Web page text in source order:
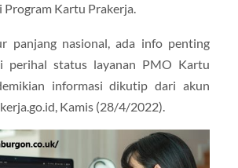
Program Kartu Prakerja.
panjang nasional, ada info penting
perihal status layanan PMO Kartu
informasi dikutip dari akun
Kamis (28/4/2022).